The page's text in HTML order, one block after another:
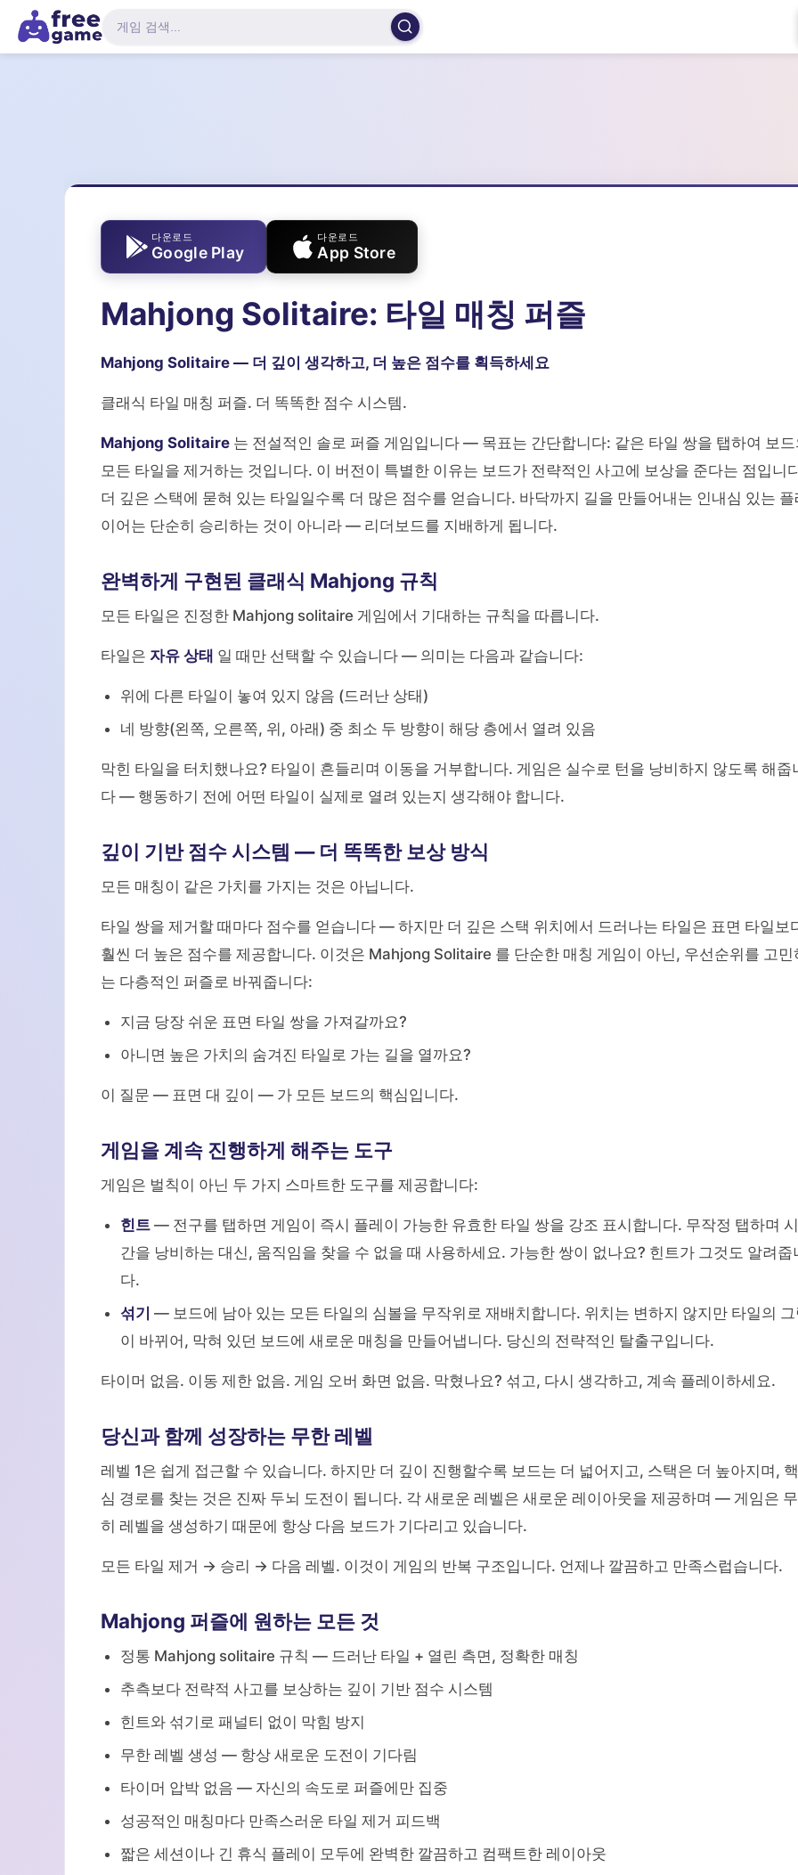
다운로드
Google Play
다운로드
App Store
Mahjong Solitaire: 타일 매칭 퍼즐
Mahjong Solitaire — 더 깊이 생각하고, 더 높은 점수를 획득하세요
클래식 타일 매칭 퍼즐. 더 똑똑한 점수 시스템.
Mahjong Solitaire 는 전설적인 솔로 퍼즐 게임입니다 — 목표는 간단합니다: 같은 타일 쌍을 탭하여 보
모든 타일을 제거하는 것입니다. 이 버전이 특별한 이유는 보드가 전략적인 사고에 보상을 준다는 점입니
더 깊은 스택에 묻혀 있는 타일일수록 더 많은 점수를 얻습니다. 바닥까지 길을 만들어내는 인내심 있는 플
이어는 단순히 승리하는 것이 아니라 — 리더보드를 지배하게 됩니다.
완벽하게 구현된 클래식 Mahjong 규칙
모든 타일은 진정한 Mahjong solitaire 게임에서 기대하는 규칙을 따릅니다.
타일은 자유 상태 일 때만 선택할 수 있습니다 — 의미는 다음과 같습니다:
위에 다른 타일이 놓여 있지 않음 (드러난 상태)
네 방향(왼쪽, 오른쪽, 위, 아래) 중 최소 두 방향이 해당 층에서 열려 있음
막힌 타일을 터치했나요? 타일이 흔들리며 이동을 거부합니다. 게임은 실수로 턴을 낭비하지 않도록 해줍
다 — 행동하기 전에 어떤 타일이 실제로 열려 있는지 생각해야 합니다.
깊이 기반 점수 시스템 — 더 똑똑한 보상 방식
모든 매칭이 같은 가치를 가지는 것은 아닙니다.
타일 쌍을 제거할 때마다 점수를 얻습니다 — 하지만 더 깊은 스택 위치에서 드러나는 타일은 표면 타일보
훨씬 더 높은 점수를 제공합니다. 이것은 Mahjong Solitaire 를 단순한 매칭 게임이 아닌, 우선순위를 고민
는 다층적인 퍼즐로 바꿔줍니다:
지금 당장 쉬운 표면 타일 쌍을 가져갈까요?
아니면 높은 가치의 숨겨진 타일로 가는 길을 열까요?
이 질문 — 표면 대 깊이 — 가 모든 보드의 핵심입니다.
게임을 계속 진행하게 해주는 도구
게임은 벌칙이 아닌 두 가지 스마트한 도구를 제공합니다:
힌트 — 전구를 탭하면 게임이 즉시 플레이 가능한 유효한 타일 쌍을 강조 표시합니다. 무작정 탭하며 시
간을 낭비하는 대신, 움직임을 찾을 수 없을 때 사용하세요. 가능한 쌍이 없나요? 힌트가 그것도 알려줍
다.
섞기 — 보드에 남아 있는 모든 타일의 심볼을 무작위로 재배치합니다. 위치는 변하지 않지만 타일의
이 바뀌어, 막혀 있던 보드에 새로운 매칭을 만들어냅니다. 당신의 전략적인 탈출구입니다.
타이머 없음. 이동 제한 없음. 게임 오버 화면 없음. 막혔나요? 섞고, 다시 생각하고, 계속 플레이하세요.
당신과 함께 성장하는 무한 레벨
레벨 1은 쉽게 접근할 수 있습니다. 하지만 더 깊이 진행할수록 보드는 더 넓어지고, 스택은 더 높아지며, 핵
심 경로를 찾는 것은 진짜 두뇌 도전이 됩니다. 각 새로운 레벨은 새로운 레이아웃을 제공하며 — 게임은
히 레벨을 생성하기 때문에 항상 다음 보드가 기다리고 있습니다.
모든 타일 제거 → 승리 → 다음 레벨. 이것이 게임의 반복 구조입니다. 언제나 깔끔하고 만족스럽습니다.
Mahjong 퍼즐에 원하는 모든 것
정통 Mahjong solitaire 규칙 — 드러난 타일 + 열린 측면, 정확한 매칭
추측보다 전략적 사고를 보상하는 깊이 기반 점수 시스템
힌트와 섞기로 패널티 없이 막힘 방지
무한 레벨 생성 — 항상 새로운 도전이 기다림
타이머 압박 없음 — 자신의 속도로 퍼즐에만 집중
성공적인 매칭마다 만족스러운 타일 제거 피드백
짧은 세션이나 긴 휴식 플레이 모두에 완벽한 깔끔하고 컴팩트한 레이아웃